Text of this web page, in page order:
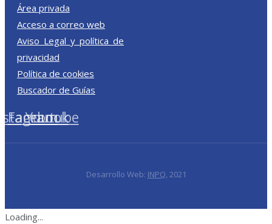
Área privada
Acceso a correo web
Aviso Legal y política de
privacidad
Política de cookies
Buscador de Guías
Facebook
Youtube
Desarrollo Web: INPQ, 2021
Loading...